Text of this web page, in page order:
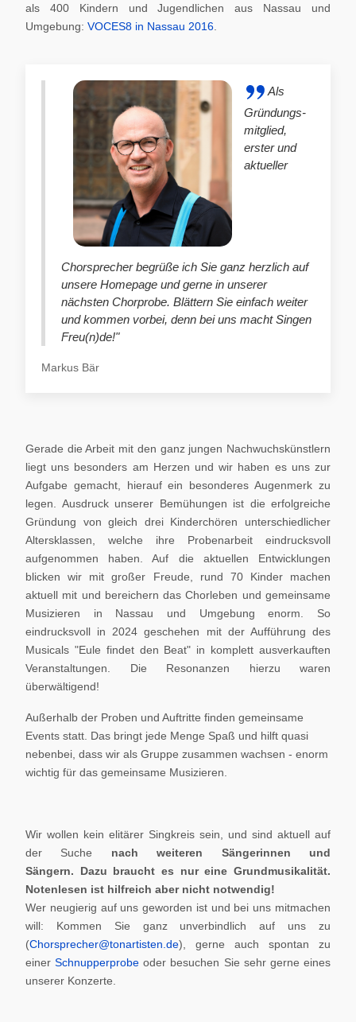
als 400 Kindern und Jugendlichen aus Nassau und
Umgebung: VOCES8 in Nassau 2016
Als
Gründungs-
mitglied,
erster und
aktueller
Chorsprecher begrüße ich Sie ganz herzlich auf
unsere Homepage und gerne in unserer
nächsten Chorprobe. Blättern Sie einfach weiter
und kommen vorbei, denn bei uns macht Singen
Freu(n)de!"
Markus Bär
Gerade die Arbeit mit den ganz jungen Nachwuchskünstlern
liegt uns besonders am Herzen und wir haben es uns zur
Aufgabe gemacht, hierauf ein besonderes Augenmerk zu
legen. Ausdruck unserer Bemühungen ist die erfolgreiche
Gründung von gleich drei Kinderchören unterschiedlicher
Altersklassen, welche ihre Probenarbeit eindrucksvoll
aufgenommen haben. Auf die aktuellen Entwicklungen
blicken wir mit großer Freude, rund 70 Kinder machen
aktuell mit und bereichern das Chorleben und gemeinsame
Musizieren in Nassau und Umgebung enorm. So
eindrucksvoll in 2024 geschehen mit der Aufführung des
Musicals "Eule findet den Beat" in komplett ausverkauften
Veranstaltungen. Die Resonanzen hierzu waren
überwältigend!
Außerhalb der Proben und Auftritte finden gemeinsame
Events statt. Das bringt jede Menge Spaß und hilft quasi
nebenbei, dass wir als Gruppe zusammen wachsen - enorm
wichtig für das gemeinsame Musizieren.
Wir wollen kein elitärer Singkreis sein, und sind aktuell auf
der Suche nach weiteren Sängerinnen und
Sängern. Dazu braucht es nur eine Grundmusikalität.
Notenlesen ist hilfreich aber nicht notwendig!
Wer neugierig auf uns geworden ist und bei uns mitmachen
will: Kommen Sie ganz unverbindlich auf uns zu
(Chorsprecher@tonartisten.de), gerne auch spontan zu
einerSchnupperprobe oder besuchen Sie sehr gerne eines
unserer Konzerte.